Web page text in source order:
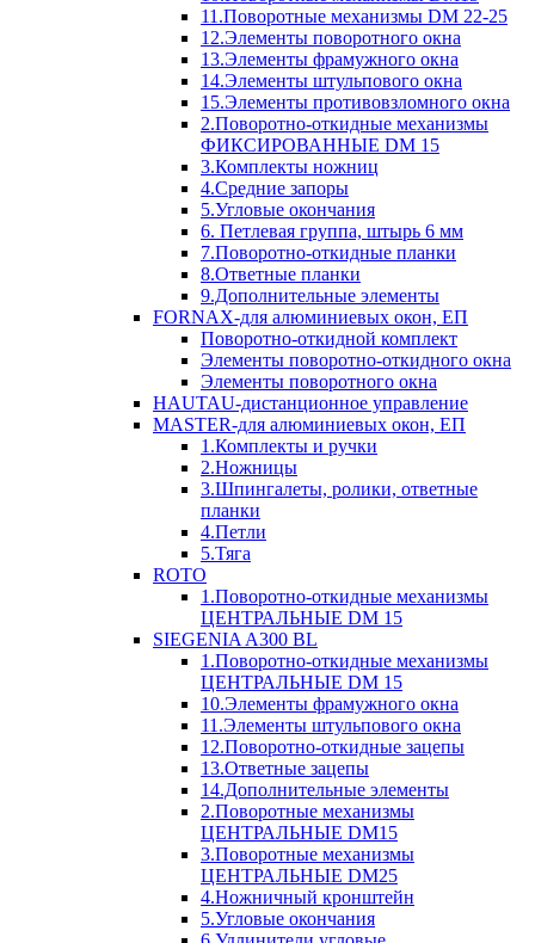
11.Поворотные механизмы DM 22-25
12.Элементы поворотного окна
13.Элементы фрамужного окна
14.Элементы штульпового окна
15.Элементы противовзломного окна
2.Поворотно-откидные механизмы
ФИКСИРОВАННЫЕ DM 15
3.Комплекты ножниц
4.Средние запоры
5.Угловые окончания
6. Петлевая группа, штырь 6 мм
7.Поворотно-откидные планки
8.Ответные планки
9.Дополнительные элементы
FORNAX-для алюминиевых окон, ЕП
Поворотно-откидной комплект
Элементы поворотно-откидного окна
Элементы поворотного окна
HAUTAU-дистанционное управление
MASTER-для алюминиевых окон, ЕП
1.Комплекты и ручки
2.Ножницы
3.Шпингалеты, ролики, ответные
планки
4.Петли
5.Тяга
ROTO
1.Поворотно-откидные механизмы
ЦЕНТРАЛЬНЫЕ DM 15
SIEGENIA A300 BL
1.Поворотно-откидные механизмы
ЦЕНТРАЛЬНЫЕ DM 15
10.Элементы фрамужного окна
11.Элементы штульпового окна
12.Поворотно-откидные зацепы
13.Ответные зацепы
14.Дополнительные элементы
2.Поворотные механизмы
ЦЕНТРАЛЬНЫЕ DM15
3.Поворотные механизмы
ЦЕНТРАЛЬНЫЕ DM25
4.Ножничный кронштейн
5.Угловые окончания